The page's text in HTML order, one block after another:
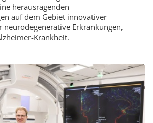
herausragenden
auf dem Gebiet innovativer
neurodegenerative Erkrankungen,
Krankheit.